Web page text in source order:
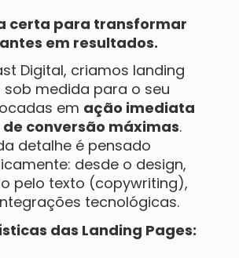
certa para transformar
em resultados.
Digital, criamos landing
sob medida para o seu
em ação imediata
conversão máximas.
detalhe é pensado
desde o design,
pelo texto (copywriting),
tecnológicas.
das Landing Pages: